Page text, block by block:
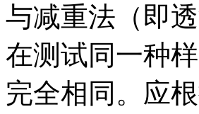
与减重法（即
在测试同一种
完全相同。应